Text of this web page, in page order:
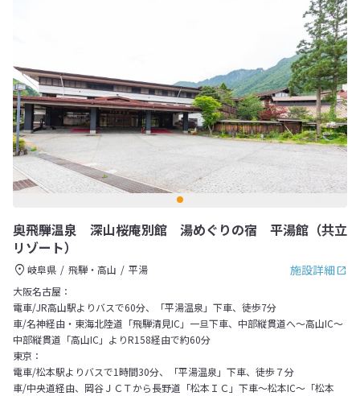
奥飛騨温泉 深山桜庵別館 湯めぐりの宿 平湯館（共立
リゾート）
施設詳細
岐阜県 飛騨・高山
平湯
大阪名古屋：
電車/JR高山駅よりバスで60分、「平湯温泉」下車、徒歩7分
車/名神経由・東海北陸道「飛騨清見IC」一旦下車、中部縦貫道へ～高山IC～
中部縦貫道「高山IC」よりR158経由で約60分
東京：
電車/松本駅よりバスで1時間30分、「平湯温泉」下車、徒歩７分
車/中央道経由、岡谷ＪＣＴから長野道「松本ＩＣ」下車～松本IC～「松本